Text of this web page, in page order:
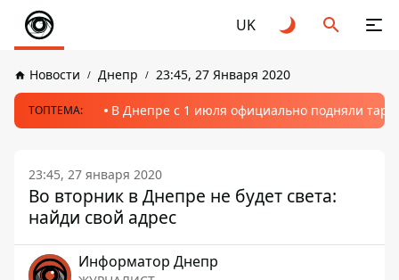
UK
Новости Днепр 23:45, 27 Января 2020
ТОПТЕМА: В Днепре с 1 июля официально подняли
23:45, 27 января 2020
Во вторник в Днепре не будет света:
найди свой адрес
Информатор Днепр